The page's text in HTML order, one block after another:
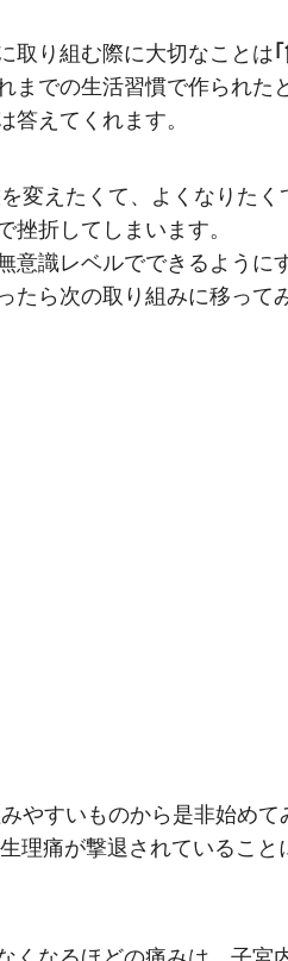
取り組む際に大切なことは
までの生活習慣で作られた
えてくれます。
変えたくて、よくなりたく
折してしまいます。
意識レベルでできるように
たら次の取り組みに移って
やすいものから是非始めて
理痛が撃退されていること